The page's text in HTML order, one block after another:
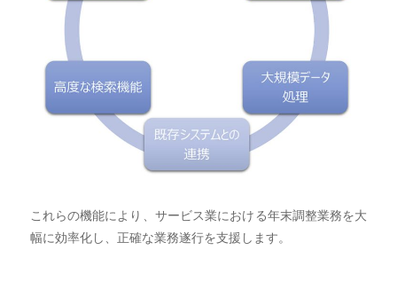
これらの機能により、サービス業における年末調整業務を大
幅に効率化し、正確な業務遂行を支援します。